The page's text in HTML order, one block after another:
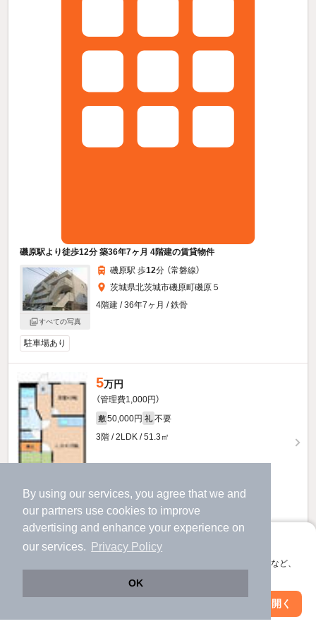
By using our services, you agree that we and
our partners use cookies to improve
advertising and enhance your experience on
our services.
Privacy Policy
OK
アプリに切り替えて、サクサクお部屋探し
会員登録なしですぐ使える。マップ検索やお気に入り保存など、
アプリを開く
磯原駅より徒歩12分 築36年7ヶ月 4階建の賃貸物件
すべての写真
磯原駅 歩12分 （常磐線）
茨城県北茨城市磯原町磯原５
4階建 / 36年7ヶ月 / 鉄骨
駐車場あり
5万円
（管理費1,000円）
敷 50,000円 礼 不要
3階 / 2LDK / 51.3㎡
お問い合わせ （無料）
次へ
絞り込み条件を変更